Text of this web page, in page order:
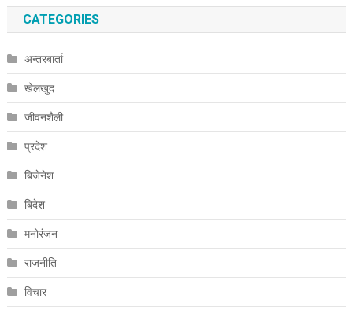
CATEGORIES
अन्तरबार्ता
खेलखुद
जीवनशैली
प्रदेश
बिजेनेश
बिदेश
मनोरंजन
राजनीति
विचार